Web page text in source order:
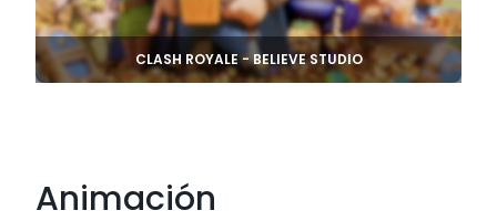
CLASH ROYALE - BELIEVE STUDIO
Animación